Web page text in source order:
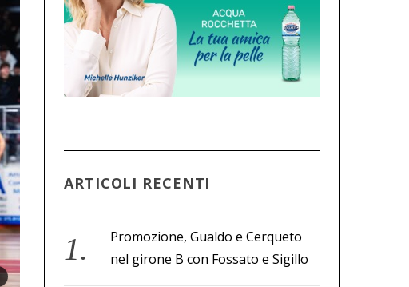
ARTICOLI RECENTI
Promozione, Gualdo e Cerqueto
nel girone B con Fossato e Sigillo